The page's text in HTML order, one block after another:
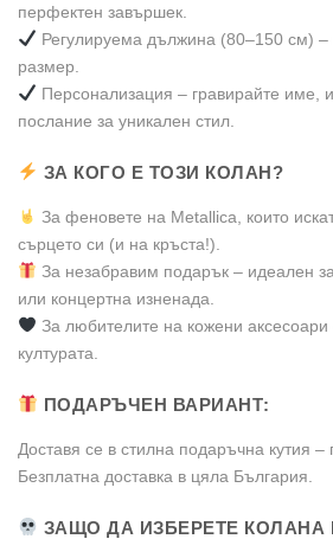
перфектен завършек.
Регулируема дължина (80–150 см) –
размер.
Персонализация – гравирайте име,
послание за уникален стил.
ЗА КОГО Е ТОЗИ КОЛАН?
За феновете на Metallica, които
сърцето си (и на кръста!).
За незабравим подарък – идеален
или концертна изненада.
За любителите на кожени
културата.
ПОДАРЪЧЕН ВАРИАНТ:
Доставя се в стилна подаръчна кутия –
Безплатна доставка в цяла България.
ЗАЩО ДА ИЗБЕРЕТЕ КОЛАНА